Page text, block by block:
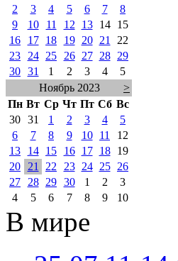
2
3 4 5 6 7
8
9
10 11 12 13 14
15
16
17 18 19 20 21
22
23
24 25 26 27 28
29
30 31 1 2 3 4
5
Ноябрь 2023
>
Пн Вт Ср Чт Пт Сб Вс
30 31 1 2 3 4
5
6
7 8 9 10 11
12
13
14 15 16 17 18
19
20
21 22 23 24 25
26
27
28 29 30 1 2
3
4
5 6 7 8 9 10
В мире